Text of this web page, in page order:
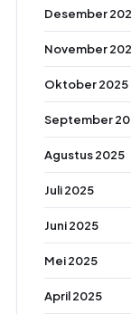
Desember
November
Oktober 2025
September
Agustus 2025
Juli 2025
Juni 2025
Mei 2025
April 2025